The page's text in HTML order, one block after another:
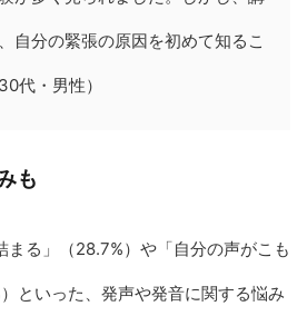
自分の緊張の原因を初めて知るこ
代・男性）
も
まる」（28.7%）や「自分の声がこも
といった、発声や発音に関する悩み